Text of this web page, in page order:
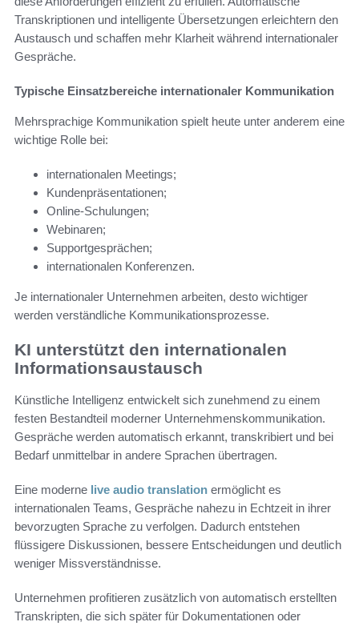
Transkriptionen und intelligente Übersetzungen erleichtern den
Austausch und schaffen mehr Klarheit während internationaler
Gespräche.
Typische Einsatzbereiche internationaler Kommunikation
Mehrsprachige Kommunikation spielt heute unter anderem eine
wichtige Rolle bei:
internationalen Meetings;
Kundenpräsentationen;
Online-Schulungen;
Webinaren;
Supportgesprächen;
internationalen Konferenzen.
Je internationaler Unternehmen arbeiten, desto wichtiger
werden verständliche Kommunikationsprozesse.
KI unterstützt den internationalen
Informationsaustausch
Künstliche Intelligenz entwickelt sich zunehmend zu einem
festen Bestandteil moderner Unternehmenskommunikation.
Gespräche werden automatisch erkannt, transkribiert und bei
Bedarf unmittelbar in andere Sprachen übertragen.
Eine moderne live audio translation ermöglicht es
internationalen Teams, Gespräche nahezu in Echtzeit in ihrer
bevorzugten Sprache zu verfolgen. Dadurch entstehen
flüssigere Diskussionen, bessere Entscheidungen und deutlich
weniger Missverständnisse.
Unternehmen profitieren zusätzlich von automatisch erstellten
Transkripten, die sich später für Dokumentationen oder